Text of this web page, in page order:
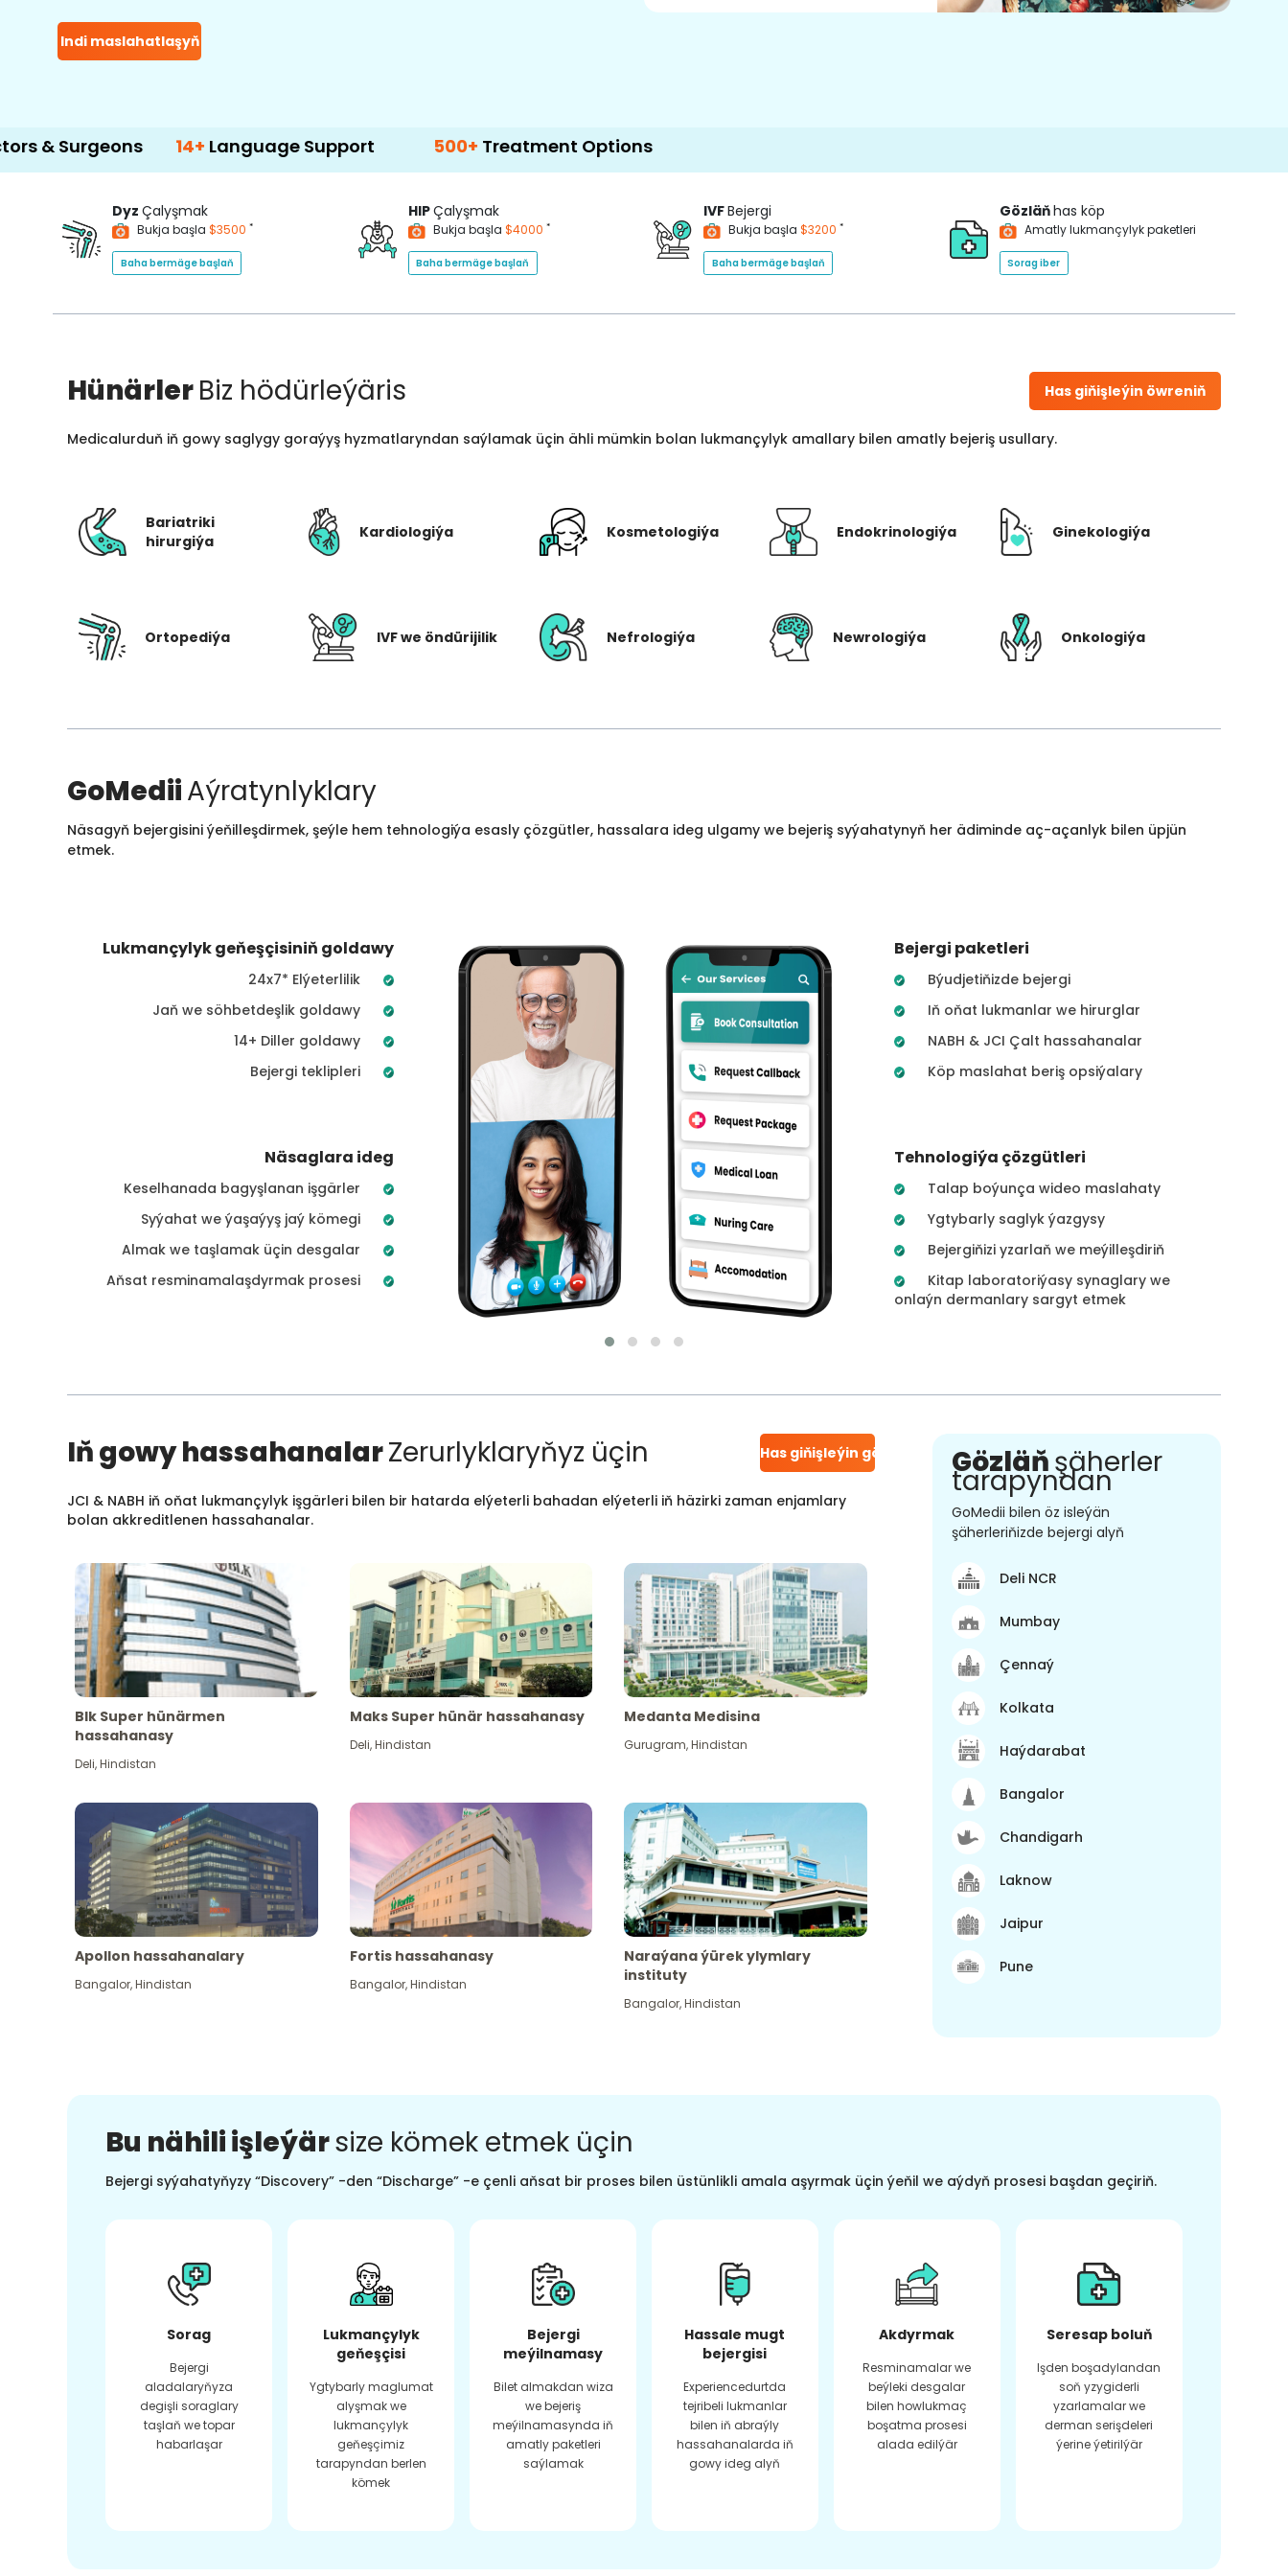
Indi maslahatlaşyň
14+Language Support 500+Treatment Options
Dyz Çalyşmak
Bukja başla $3500 *
Baha bermäge başlaň
HIPÇalyşmak
Bukja başla $4000 *
Baha bermäge başlaň
IVFBejergi
Bukja başla $3200 *
Baha bermäge başlaň
Gözläňhas köp
Amatly lukmançylyk paketleri
Sorag iber
HünärlerBiz hödürleýäris Has giňişleýin öwreniň
Medicalurduň iň gowy saglygy goraýyş hyzmatlaryndan saýlamak üçin ähli mümkin bolan lukmançylyk amallary bilen amatly bejeriş usullary.
Bariatriki
hirurgiýa
Kardiologiýa Kosmetologiýa Endokrinologiýa Ginekologiýa
Ortopediýa IVF we öndürijilik Nefrologiýa Newrologiýa Onkologiýa
GoMediiAýratynlyklary
Näsagyň bejergisini ýeňilleşdirmek, şeýle hem tehnologiýa esasly çözgütler, hassalara ideg ulgamy we bejeriş syýahatynyň her ädiminde aç-açanlyk bilen üpjün
etmek.
Lukmançylyk geňeşçisiniň goldawy
24x7* Elýeterlilik
Jaň we söhbetdeşlik goldawy
14+ Diller goldawy
Bejergi teklipleri
Näsaglara ideg
Keselhanada bagyşlanan işgärler
Syýahat we ýaşaýyş jaý kömegi
Almak we taşlamak üçin desgalar
Aňsat resminamalaşdyrmak prosesi
Bejergi paketleri
Býudjetiňizde bejergi
Iň oňat lukmanlar we hirurglar
NABH & JCI Çalt hassahanalar
Köp maslahat beriş opsiýalary
Tehnologiýa çözgütleri
Talap boýunça wideo maslahaty
Ygtybarly saglyk ýazgysy
Bejergiňizi yzarlaň we meýilleşdiriň
Kitap laboratoriýasy synaglary we
onlaýn dermanlary sargyt etmek
Iň gowy hassahanalarZerurlyklaryňyz üçin Has giňişleýin gör
JCI & NABH iň oňat lukmançylyk işgärleri bilen bir hatarda elýeterli bahadan elýeterli iň häzirki zaman enjamlary
bolan akkreditlenen hassahanalar.
Blk Super hünärmen
hassahanasy
Deli,Hindistan
Maks Super hünär hassahanasy
Deli,Hindistan
Medanta Medisina
Gurugram,Hindistan
Apollon hassahanalary
Bangalor,Hindistan
Fortis hassahanasy
Bangalor,Hindistan
Naraýana ýürek ylymlary
instituty
Bangalor,Hindistan
Gözläňşäherler
tarapyndan
GoMedii bilen öz isleýän
şäherleriňizde bejergi alyň
Deli NCR
Mumbay
Çennaý
Kolkata
Haýdarabat
Bangalor
Chandigarh
Laknow
Jaipur
Pune
Bu nähili işleýärsize kömek etmek üçin
Bejergi syýahatyňyzy “Discovery” -den “Discharge” -e çenli aňsat bir proses bilen üstünlikli amala aşyrmak üçin ýeňil we aýdyň prosesi başdan geçiriň.
Sorag
Bejergi
aladalaryňyza
degişli soraglary
taşlaň we topar
habarlaşar
Lukmançylyk
geňeşçisi
Ygtybarly maglumat
alyşmak we
lukmançylyk
geňeşçimiz
tarapyndan berlen
kömek
Bejergi
meýilnamasy
Bilet almakdan wiza
we bejeriş
meýilnamasynda iň
amatly paketleri
saýlamak
Hassale mugt
bejergisi
Experiencedurtda
tejribeli lukmanlar
bilen iň abraýly
hassahanalarda iň
gowy ideg alyň
Akdyrmak
Resminamalar we
beýleki desgalar
bilen howlukmaç
boşatma prosesi
alada edilýär
Seresap boluň
Işden boşadylandan
soň yzygiderli
yzarlamalar we
derman serişdeleri
ýerine ýetirilýär